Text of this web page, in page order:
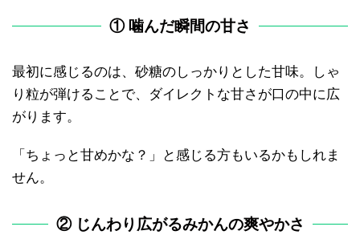
① 噛んだ瞬間の甘さ
最初に感じるのは、砂糖のしっかりとした甘味。しゃ
り粒が弾けることで、ダイレクトな甘さが口の中に広
がります。
「ちょっと甘めかな？」と感じる方もいるかもしれま
せん。
② じんわり広がるみかんの爽やかさ